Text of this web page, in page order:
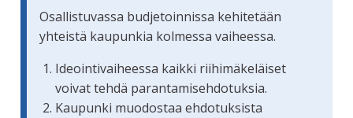
Osallistuvassa budjetoinnissa kehitetään
yhteistä kaupunkia kolmessa vaiheessa.
Ideointivaiheessa kaikki riihimäkeläiset
voivat tehdä parantamisehdotuksia.
Kaupunki muodostaa ehdotuksista